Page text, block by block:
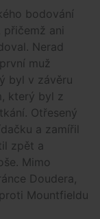
bodování
ani
Nerad
muž
byl v závěru
který byl z
Otřesený
a zamířil
zpět a
Mimo
Doudera,
Mountfieldu